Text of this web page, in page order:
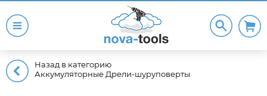
Назад в категорию
Аккумуляторные Дрели-шуруповерты